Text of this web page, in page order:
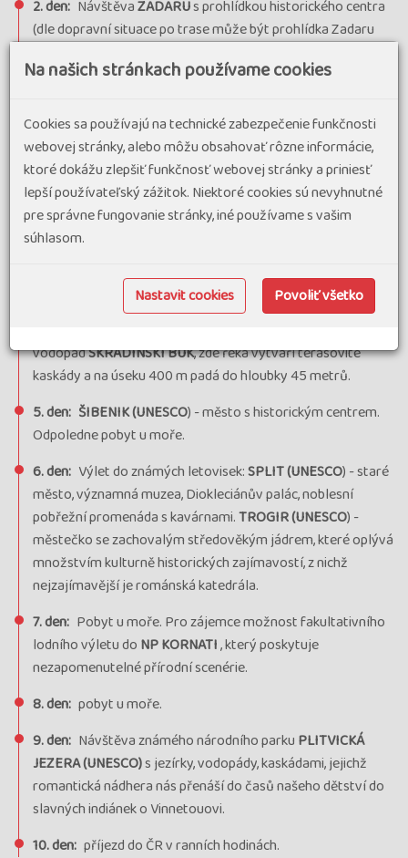
2. den: NávštěvaZADARUs prohlídkou historického centra
(dle dopravní situace po trase může být prohlídka Zadaru
možnost koupání.
Dopoledne návštěva národního parku
pohoříVELEBIT. Procházka divokou přírodou kaňonem
Velké Paklenice.
4. den: Výlet do národního parkuSLAPOVI KRKYs
proslulými vodopády, kaskádami, jezírky. Výlet lodí na
ostrůvek
nachází starobylý františkánský klášter z r. 1445, kde se
mimo jiné nachází i jeden ze tří exemplářů skvostně
vodopádSKRADINSKI BUK, zde řeka vytváří terasovité
kaskády a na úseku 400 m padá do hloubky 45 metrů.
5. den: ŠIBENIK (UNESCO) - město s historickým centrem.
Odpoledne pobyt u moře.
6. den: Výlet do známých letovisek:SPLIT (UNESCO) - staré
město, významná muzea, Diokleciánův palác, noblesní
pobřežní promenáda s kavárnami.TROGIR (UNESCO) -
městečko se zachovalým středověkým jádrem, které oplývá
množstvím kulturně historických zajímavostí, z nichž
nejzajímavější je románská katedrála.
7. den: Pobyt u moře. Pro zájemce možnost fakultativního
lodního výletu do NP KORNATI, který poskytuje
nezapomenutelné přírodní scenérie.
8. den: pobyt u moře.
9. den: Návštěva známého národního parku PLITVICKÁ
JEZERA (UNESCO)s jezírky, vodopády, kaskádami, jejichž
romantická nádhera nás přenáší do časů našeho dětství do
slavných indiánek o Vinnetouovi.
10. den: příjezd do ČR v ranních hodinách.
Na našich stránkach používame cookies
Cookies sa používajú na technické zabezpečenie funkčnosti
webovej stránky, alebo môžu obsahovať rôzne informácie,
ktoré dokážu zlepšiť funkčnosť webovej stránky a priniesť
lepší používateľský zážitok. Niektoré cookies sú nevyhnutné
pre správne fungovanie stránky, iné používame s vašim
súhlasom.
Nastavit cookies Povoliť všetko